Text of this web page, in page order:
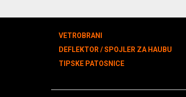
VETROBRANI
DEFLEKTOR / SPOJLER ZA HAUBU
TIPSKE PATOSNICE